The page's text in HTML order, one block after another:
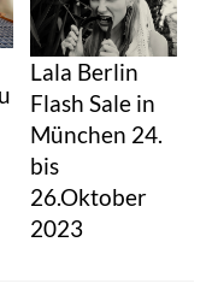
Lala Berlin
Flash Sale in
München 24.
bis
26.Oktober
2023